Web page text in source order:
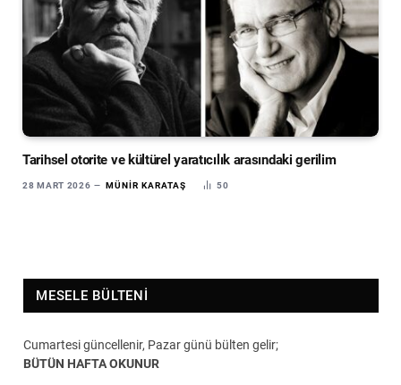
Tarihsel otorite ve kültürel yaratıcılık arasındaki gerilim
28 MART 2026 MÜNIR KARATAŞ 50
MESELE BÜLTENI
Cumartesi güncellenir, Pazar günü bülten gelir;
BÜTÜN HAFTA OKUNUR